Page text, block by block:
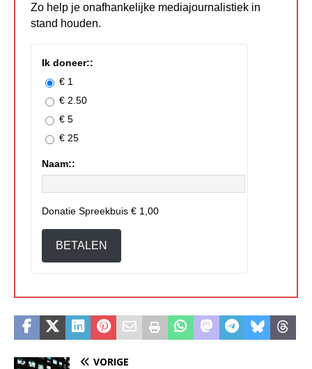
Zo help je onafhankelijke mediajournalistiek in
stand houden.
Ik doneer::
€ 1
€ 2.50
€ 5
€ 25
Naam::
Donatie Spreekbuis € 1,00
BETALEN
VORIGE